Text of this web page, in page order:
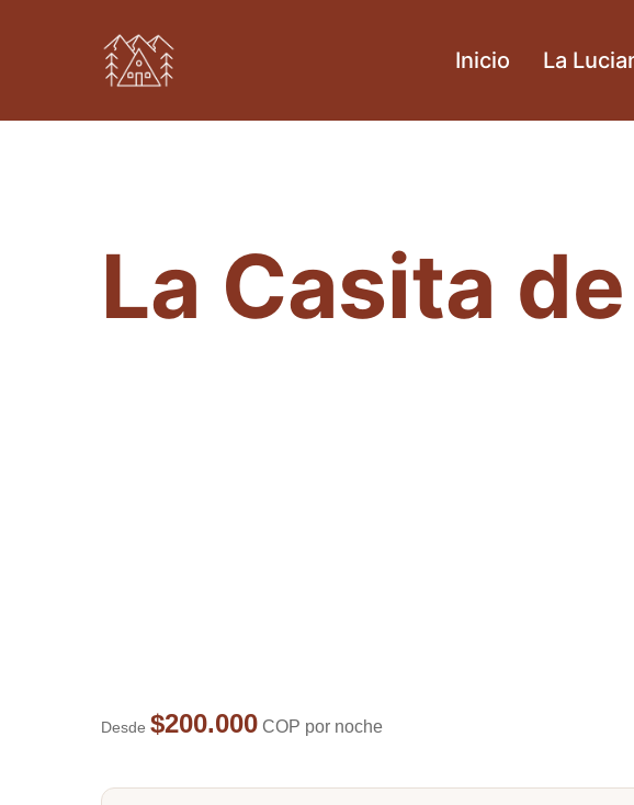
Inicio La
La Casita
Desde $200.000 COP por noche